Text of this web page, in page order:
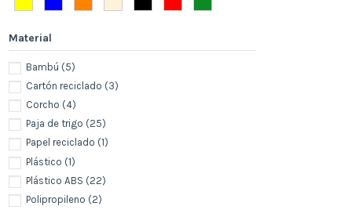
Material
Bambú (5)
Cartón reciclado (3)
Corcho (4)
Paja de trigo (25)
Papel reciclado (1)
Plástico (1)
Plástico ABS (22)
Polipropileno (2)